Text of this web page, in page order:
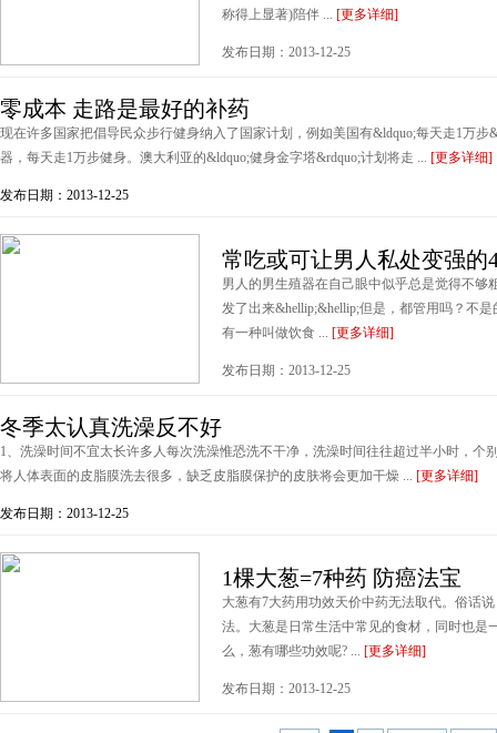
称得上显著)陪伴 ... [更多详细]
发布日期：2013-12-25
零成本 走路是最好的补药
现在许多国家把倡导民众步行健身纳入了国家计划，例如美国有&ldquo;每天走1万步
器，每天走1万步健身。澳大利亚的&ldquo;健身金字塔&rdquo;计划将走 ... [更多详细]
发布日期：2013-12-25
常吃或可让男人私处变强的
男人的男生殖器在自己眼中似乎总是觉得不够
发了出来&hellip;&hellip;但是，都管用吗？不
有一种叫做饮食 ... [更多详细]
发布日期：2013-12-25
冬季太认真洗澡反不好
1、洗澡时间不宜太长许多人每次洗澡惟恐洗不干净，洗澡时间往往超过半小时，个
将人体表面的皮脂膜洗去很多，缺乏皮脂膜保护的皮肤将会更加干燥 ... [更多详细]
发布日期：2013-12-25
1棵大葱=7种药 防癌法宝
大葱有7大药用功效天价中药无法取代。俗话
法。大葱是日常生活中常见的食材，同时也是
么，葱有哪些功效呢? ... [更多详细]
发布日期：2013-12-25